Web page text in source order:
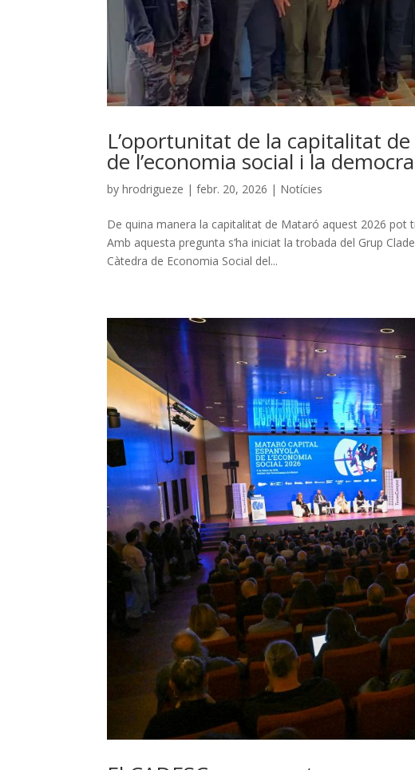
L’oportunitat de la capitalitat
de l’economia social i la
byhrodrigueze |febr. 20, 2026 | Notícies
De quina manera la capitalitat de Mataró aquest 2026 pot
Amb aquesta pregunta s’ha iniciat la trobada del Grup
Càtedra de Economia Social del...